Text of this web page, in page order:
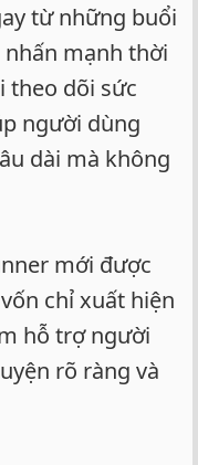
từ những buổi
mạnh thời
theo dõi sức
người dùng
dài mà không
mới được
chỉ xuất hiện
hỗ trợ người
rõ ràng và